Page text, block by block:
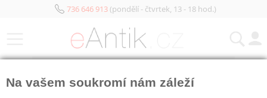
736 646 913(pondělí - čtvrtek, 13 - 18 hod.)
Na vašem soukromí nám záleží